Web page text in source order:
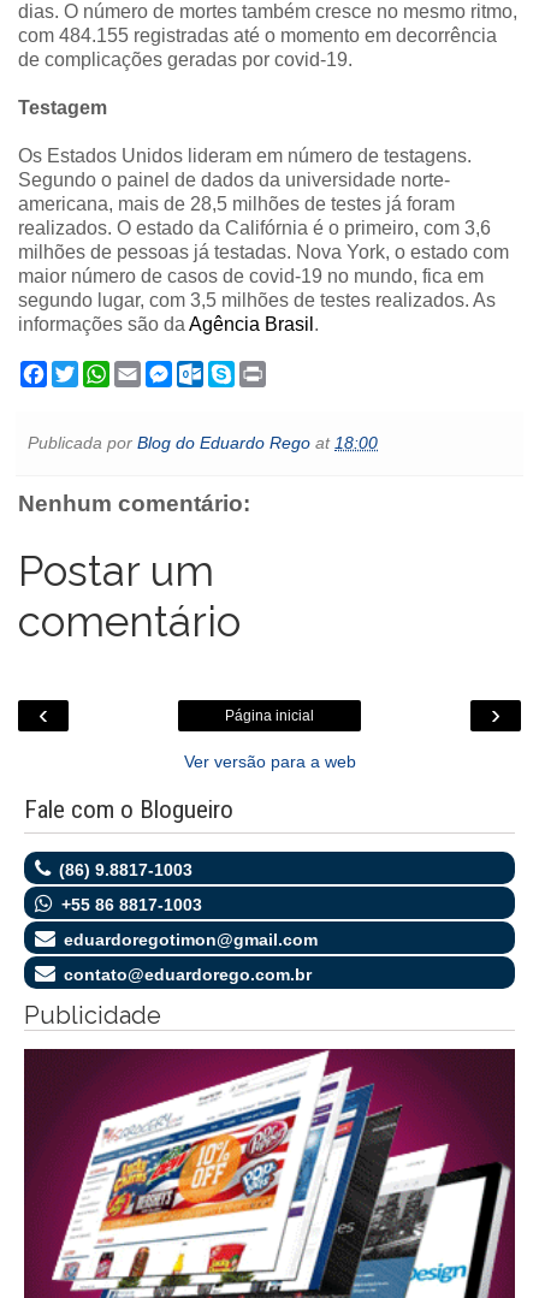
dias. O número de mortes também cresce no mesmo ritmo,
com 484.155 registradas até o momento em decorrência
de complicações geradas por covid-19.
Testagem
Os Estados Unidos lideram em número de testagens.
Segundo o painel de dados da universidade norte-
americana, mais de 28,5 milhões de testes já foram
realizados. O estado da Califórnia é o primeiro, com 3,6
milhões de pessoas já testadas. Nova York, o estado com
maior número de casos de covid-19 no mundo, fica em
segundo lugar, com 3,5 milhões de testes realizados. As
informações são da Agência Brasil .
F
a
b
k
T
w
t
W
h
s
p
E
m
l
M
e
e
e
O
u
o
.
m
S
k
e
t
Publicada por Blog do Eduardo Rego at18:00
Nenhum comentário:
Postar um
comentário
‹ ›
Página inicial
Ver versão para a web
Fale com o Blogueiro
(86) 9.8817-1003
+55 86 8817-1003
eduardoregotimon@gmail.com
contato@eduardorego.com.br
Publicidade